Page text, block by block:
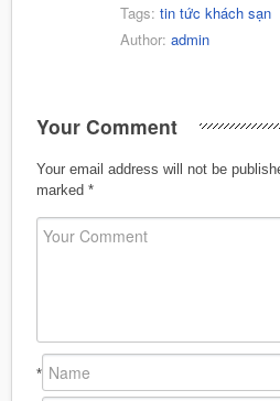
Tags: tin tức khách sạn
Author: admin
Your Comment
Your email address will not be
marked *
*